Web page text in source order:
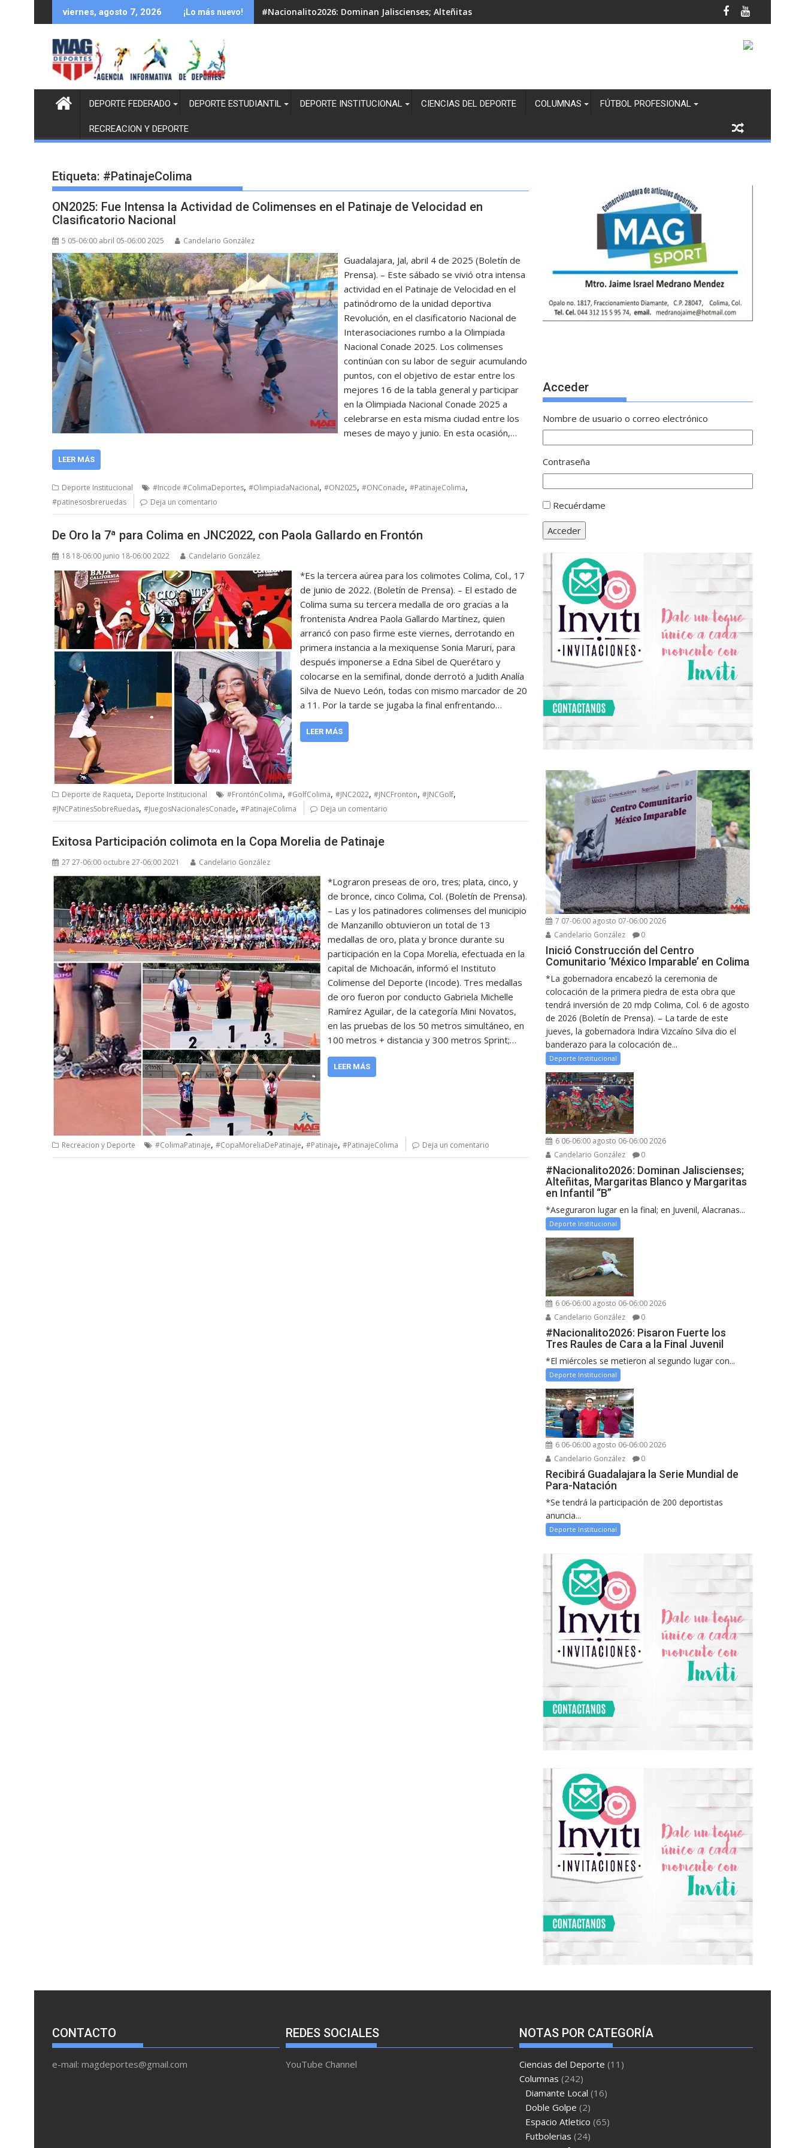
al
viernes, agosto 7, 2026 ¡Lo más nuevo! #Nacionalito2026: Dominan Jaliscienses; Alteñitas, Margaritas Blanco y Margaritas en Infantil “B”
DEPORTE FEDERADO DEPORTE ESTUDIANTIL DEPORTE INSTITUCIONAL CIENCIAS DEL DEPORTE COLUMNAS FÚTBOL PROFESIONAL
RECREACION Y DEPORTE
Etiqueta: #PatinajeColima
ON2025: Fue Intensa la Actividad de Colimenses en el Patinaje de Velocidad en
Clasificatorio Nacional
5 05-06:00 abril 05-06:00 2025 Candelario González
Guadalajara, Jal, abril 4 de 2025 (Boletín de
Prensa). – Este sábado se vivió otra intensa
actividad en el Patinaje de Velocidad en el
patinódromo de la unidad deportiva
Revolución, en el clasificatorio Nacional de
Interasociaciones rumbo a la Olimpiada
Nacional Conade 2025. Los colimenses
continúan con su labor de seguir acumulando
puntos, con el objetivo de estar entre los
mejores 16 de la tabla general y participar
en la Olimpiada Nacional Conade 2025 a
celebrarse en esta misma ciudad entre los
meses de mayo y junio. En esta ocasión,…
LEER MÁS
Deporte Institucional #Incode #ColimaDeportes, #OlimpiadaNacional, #ON2025, #ONConade, #PatinajeColima,
#patinesosbreruedas Deja un comentario
De Oro la 7ª para Colima en JNC2022, con Paola Gallardo en Frontón
18 18-06:00 junio 18-06:00 2022 Candelario González
*Es la tercera aúrea para los colimotes Colima, Col., 17
de junio de 2022. (Boletín de Prensa). – El estado de
Colima suma su tercera medalla de oro gracias a la
frontenista Andrea Paola Gallardo Martínez, quien
arrancó con paso firme este viernes, derrotando en
primera instancia a la mexiquense Sonia Maruri, para
después imponerse a Edna Sibel de Querétaro y
colocarse en la semifinal, donde derrotó a Judith Analía
Silva de Nuevo León, todas con mismo marcador de 20
a 11. Por la tarde se jugaba la final enfrentando…
LEER MÁS
Deporte de Raqueta, Deporte Institucional #FrontónColima, #GolfColima, #JNC2022, #JNCFronton, #JNCGolf,
#JNCPatinesSobreRuedas, #JuegosNacionalesConade, #PatinajeColima Deja un comentario
Exitosa Participación colimota en la Copa Morelia de Patinaje
27 27-06:00 octubre 27-06:00 2021 Candelario González
*Lograron preseas de oro, tres; plata, cinco, y
de bronce, cinco Colima, Col. (Boletín de Prensa).
– Las y los patinadores colimenses del municipio
de Manzanillo obtuvieron un total de 13
medallas de oro, plata y bronce durante su
participación en la Copa Morelia, efectuada en la
capital de Michoacán, informó el Instituto
Colimense del Deporte (Incode). Tres medallas
de oro fueron por conducto Gabriela Michelle
Ramírez Aguilar, de la categoría Mini Novatos,
en las pruebas de los 50 metros simultáneo, en
100 metros + distancia y 300 metros Sprint;…
LEER MÁS
Recreacion y Deporte #ColimaPatinaje, #CopaMoreliaDePatinaje, #Patinaje, #PatinajeColima Deja un comentario
Acceder
Nombre de usuario o correo electrónico
Contraseña
Recuérdame
Acceder
7 07-06:00 agosto 07-06:00 2026
Candelario González
0
Inició Construcción del Centro
Comunitario ‘México Imparable’ en Colima
*La gobernadora encabezó la ceremonia de
colocación de la primera piedra de esta obra que
tendrá inversión de 20 mdp Colima, Col. 6 de agosto
de 2026 (Boletín de Prensa). – La tarde de este
jueves, la gobernadora Indira Vizcaíno Silva dio el
banderazo para la colocación de...
Deporte Institucional
6 06-06:00 agosto 06-06:00 2026
Candelario González
0
#Nacionalito2026: Dominan Jaliscienses;
Alteñitas, Margaritas Blanco y Margaritas
en Infantil “B”
*Aseguraron lugar en la final; en Juvenil, Alacranas...
Deporte Institucional
6 06-06:00 agosto 06-06:00 2026
Candelario González
0
#Nacionalito2026: Pisaron Fuerte los
Tres Raules de Cara a la Final Juvenil
*El miércoles se metieron al segundo lugar con...
Deporte Institucional
6 06-06:00 agosto 06-06:00 2026
Candelario González
0
Recibirá Guadalajara la Serie Mundial de
Para-Natación
*Se tendrá la participación de 200 deportistas
anuncia...
Deporte Institucional
CONTACTO
e-mail: magdeportes@gmail.com
REDES SOCIALES
YouTube Channel
NOTAS POR CATEGORÍA
Ciencias del Deporte (11)
Columnas (242)
Diamante Local (16)
Doble Golpe (2)
Espacio Atletico (65)
Futbolerias (24)